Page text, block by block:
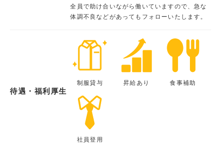
全員で助け合いながら働いていますので、急な
体調不良などがあってもフォローいたします。
待遇・福利厚生
制服貸与 昇給あり 食事補助
社員登用